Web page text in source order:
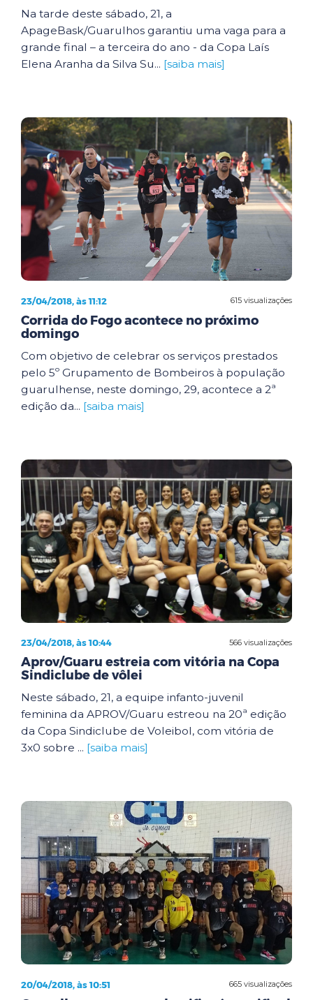
Na tarde deste sábado, 21, a
ApageBask/Guarulhos garantiu uma vaga para a
grande final – a terceira do ano - da Copa Laís
Elena Aranha da Silva Su... [saiba mais]
615 visualizações
23/04/2018, às 11:12
Corrida do Fogo acontece no próximo
domingo
Com objetivo de celebrar os serviços prestados
pelo 5º Grupamento de Bombeiros à população
guarulhense, neste domingo, 29, acontece a 2ª
edição da... [saiba mais]
566 visualizações
23/04/2018, às 10:44
Aprov/Guaru estreia com vitória na Copa
Sindiclube de vôlei
Neste sábado, 21, a equipe infanto-juvenil
feminina da APROV/Guaru estreou na 20ª edição
da Copa Sindiclube de Voleibol, com vitória de
3x0 sobre ... [saiba mais]
665 visualizações
20/04/2018, às 10:51